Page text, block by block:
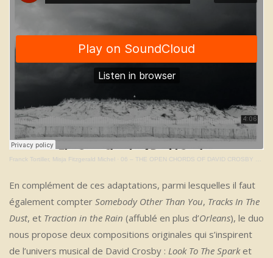
Franck Tortiller, Misja Fitzgerald Michel · 06 – THE OPEN CHORDS OF DAVID CROSBY – Judy Blue Eyes
En complément de ces adaptations, parmi lesquelles il faut
également compter Somebody Other Than You, Tracks In The
Dust, et Traction in the Rain (affublé en plus d’Orleans), le duo
nous propose deux compositions originales qui s’inspirent
de l’univers musical de David Crosby : Look To The Sparket